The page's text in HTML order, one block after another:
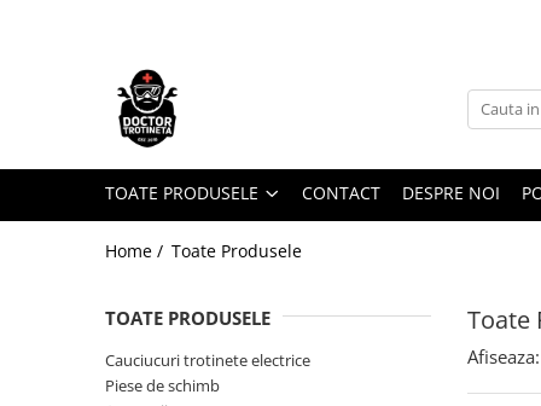
Toate Produsele
Piese de schimb
https://www.doctortrotineta.ro/electrica
Acceleratie
TOATE PRODUSELE CONTACT DESPRE NOI
Home / Toate Produsele
Toate
TOATE PRODUSELE
Cauciucuri trotinete electrice
Piese de schimb
Afiseaza: